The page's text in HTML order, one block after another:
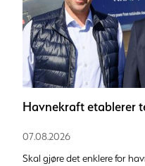
Havnekraft etablerer
07.08.2026
Skal gjøre det enklere for